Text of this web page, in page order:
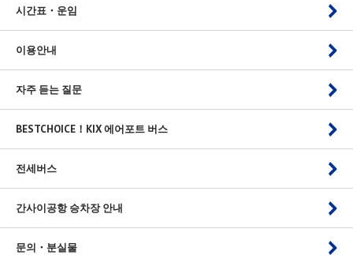
시간표・운임
이용안내
자주 듣는 질문
BESTCHOICE！KIX 에어포트 버스
전세버스
간사이공항 승차장 안내
문의・분실물